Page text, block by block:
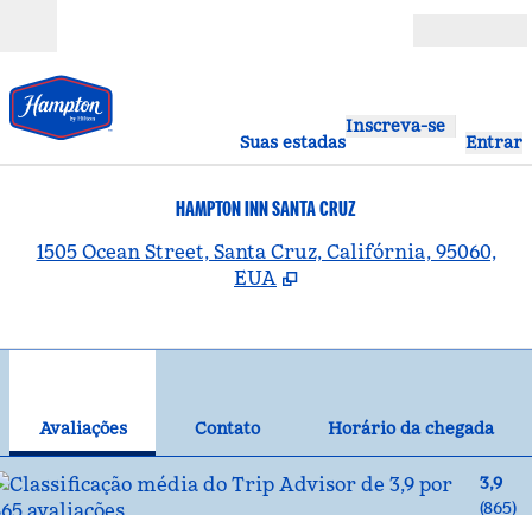
Suas estadas
Inscreva-se
Entrar
HAMPTON INN SANTA CRUZ
1505 Ocean Street, Santa Cruz, Califórnia, 95060,
EUA
Avaliações Contato
Horário da chegada
3,9
(865)